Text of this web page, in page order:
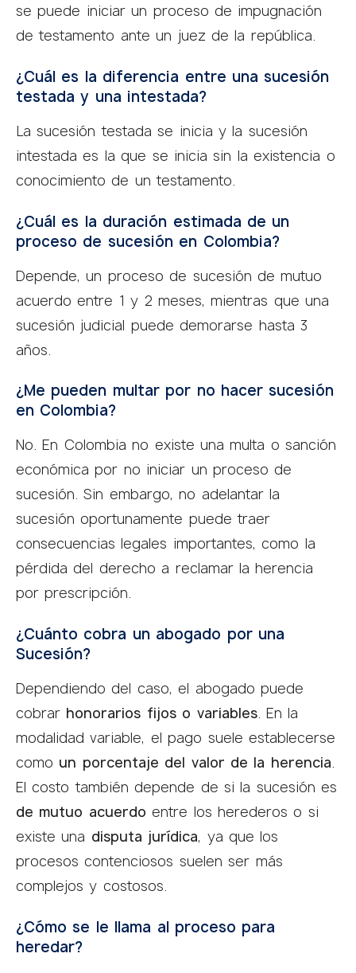
se puede iniciar un proceso de impugnación
de testamento ante un juez de la república.
¿Cuál es la diferencia entre una sucesión
testada y una intestada?
La sucesión testada se inicia y la sucesión
intestada es la que se inicia sin la existencia o
conocimiento de un testamento.
¿Cuál es la duración estimada de un
proceso de sucesión en Colombia?
Depende, un proceso de sucesión de mutuo
acuerdo entre 1 y 2 meses, mientras que una
sucesión judicial puede demorarse hasta 3
años.
¿Me pueden multar por no hacer sucesión
en Colombia?
No. En Colombia no existe una multa o sanción
económica por no iniciar un proceso de
sucesión. Sin embargo, no adelantar la
sucesión oportunamente puede traer
consecuencias legales importantes, como la
pérdida del derecho a reclamar la herencia
por prescripción.
¿Cuánto cobra un abogado por una
Sucesión?
Dependiendo del caso, el abogado puede
cobrar honorarios fijos o variables. En la
modalidad variable, el pago suele establecerse
como un porcentaje del valor de la herencia.
El costo también depende de si la sucesión es
de mutuo acuerdo entre los herederos o si
existe una disputa jurídica, ya que los
procesos contenciosos suelen ser más
complejos y costosos.
¿Cómo se le llama al proceso para
heredar?